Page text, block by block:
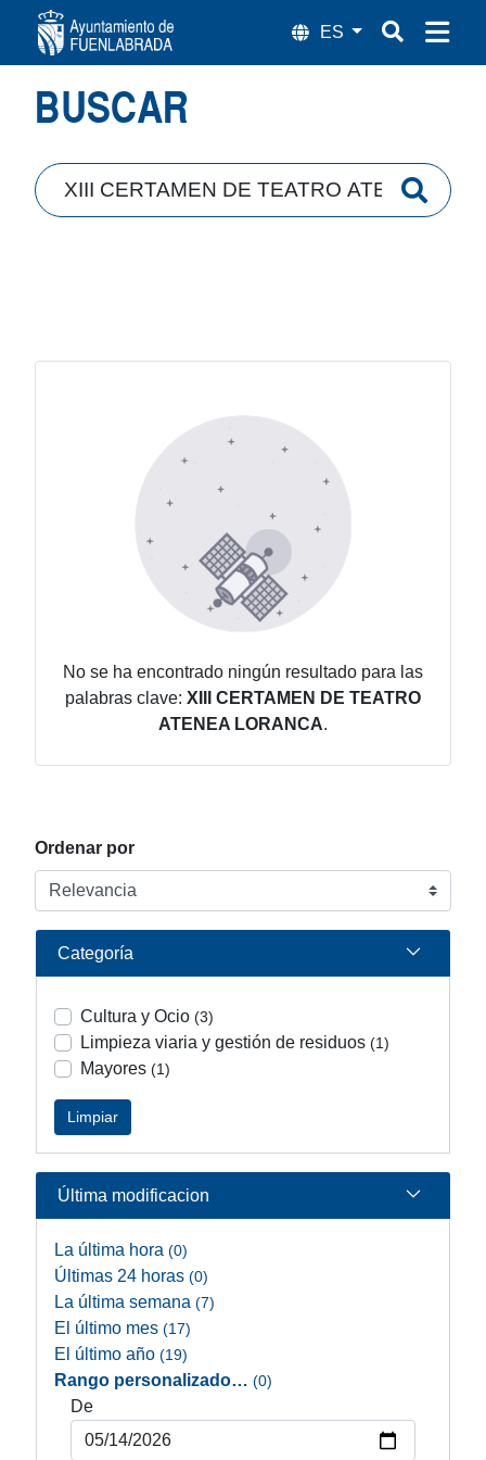
Búsqueda
BUSCAR
Ordenar por
Categoría
Cultura y Ocio (3)
Limpieza viaria y gestión de residuos (1)
Mayores (1)
Limpiar
Última modificacion
La última hora (0)
Últimas 24 horas (0)
La última semana (7)
El último mes (17)
El último año (19)
Rango personalizado… (0)
De
No se ha encontrado ningún resultado para las
palabras clave: XIII CERTAMEN DE TEATRO
ATENEA LORANCA.